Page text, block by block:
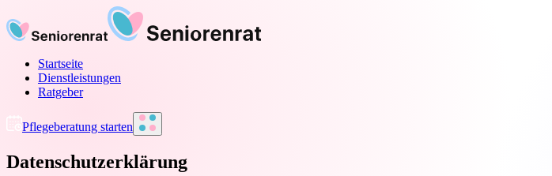
Startseite
Dienstleistungen
Ratgeber
Pflegeberatung starten
Datenschutzerklärung